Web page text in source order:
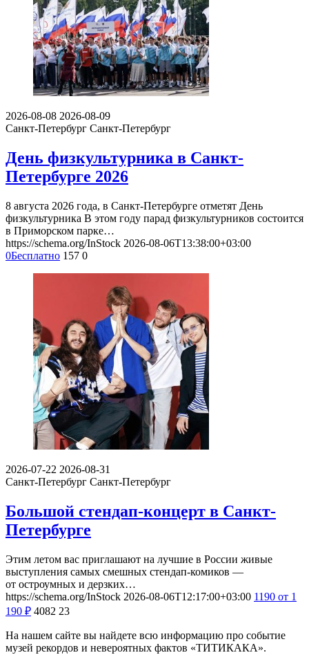
2026-08-08 2026-08-09
Санкт-Петербург Санкт-Петербург
День физкультурника в Санкт-
Петербурге 2026
8 августа 2026 года, в Санкт-Петербурге отметят День
физкультурника В этом году парад физкультурников состоится
в Приморском парке…
https://schema.org/InStock 2026-08-06T13:38:00+03:00
0Бесплатно 157 0
2026-07-22 2026-08-31
Санкт-Петербург Санкт-Петербург
Большой стендап-концерт в Санкт-
Петербурге
Этим летом вас приглашают на лучшие в России живые
выступления самых смешных стендап-комиков —
от остроумных и дерзких…
https://schema.org/InStock 2026-08-06T12:17:00+03:00 1190 от 1
190 ₽ 4082 23
На нашем сайте вы найдете всю информацию про событие
музей рекордов и невероятных фактов «ТИТИКАКА».